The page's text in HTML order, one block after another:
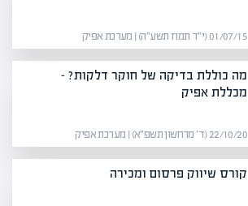
01/07/15 (י״ד תמוז תשע״ה) | מערכת אפיק
מה כוללת בדיקה של חוקר דלקות? –
מכללת אפיק
22/10/20 (ד׳ מרחשון תשפ״א) | מערכת אפיק
קורס שיווק פרסום ומכירה